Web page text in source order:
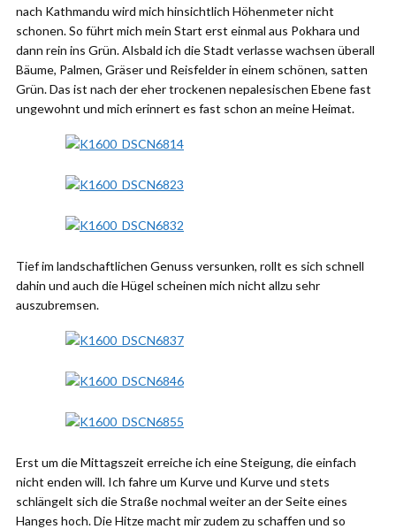
nach Kathmandu wird mich hinsichtlich Höhenmeter nicht
schonen. So führt mich mein Start erst einmal aus Pokhara und
dann rein ins Grün. Alsbald ich die Stadt verlasse wachsen überall
Bäume, Palmen, Gräser und Reisfelder in einem schönen, satten
Grün. Das ist nach der eher trockenen nepalesischen Ebene fast
ungewohnt und mich erinnert es fast schon an meine Heimat.
Tief im landschaftlichen Genuss versunken, rollt es sich schnell
dahin und auch die Hügel scheinen mich nicht allzu sehr
auszubremsen.
Erst um die Mittagszeit erreiche ich eine Steigung, die einfach
nicht enden will. Ich fahre um Kurve und Kurve und stets
schlängelt sich die Straße nochmal weiter an der Seite eines
Hanges hoch. Die Hitze macht mir zudem zu schaffen und so